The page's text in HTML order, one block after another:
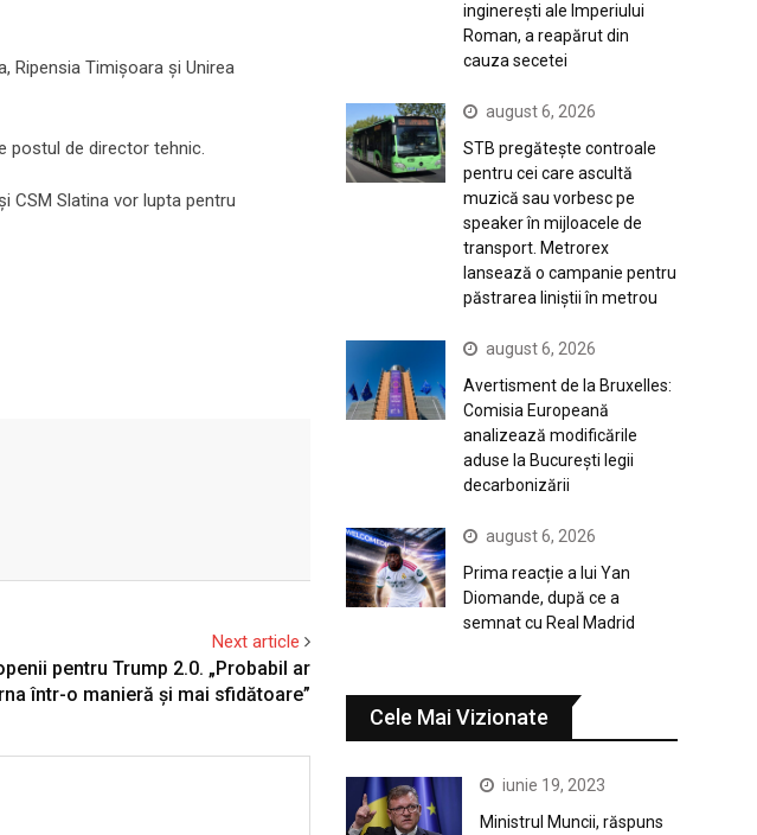
Ripensia Timişoara şi Unirea
postul de director tehnic.
CSM Slatina vor lupta pentru
Next article
pentru Trump 2.0. „Probabil ar
într-o manieră și mai sfidătoare”
inginerești ale Imperiului
Roman, a reapărut din
cauza secetei
august 6, 2026
STB pregătește controale
pentru cei care ascultă
muzică sau vorbesc pe
speaker în mijloacele de
transport. Metrorex
lansează o campanie pentru
păstrarea liniștii în metrou
august 6, 2026
Avertisment de la Bruxelles:
Comisia Europeană
analizează modificările
aduse la București legii
decarbonizării
august 6, 2026
Prima reacție a lui Yan
Diomande, după ce a
semnat cu Real Madrid
Cele Mai Vizionate
iunie 19, 2023
Ministrul Muncii, răspuns